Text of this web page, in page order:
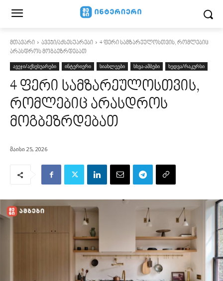
მთავარი ავეჯი/აქსესუარები
4 ფერი სამზარეულოსთვის, რომლებიც
არასდროს მოგბეზრდებათ
ავეჯი/აქსესუარები ინტერიერი სიახლეები სხვა-ამბები ხედვა/რაკურსი
4 ფერი სამზარეულოსთვის,
რომლებიც არასდროს
მოგბეზრდებათ
მაისი 25, 2026